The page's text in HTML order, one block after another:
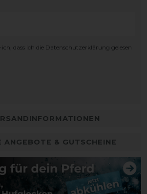
dass ich die Daten­schutz­erklärung gelesen
ANGEBOTE & GUTSCHEINE